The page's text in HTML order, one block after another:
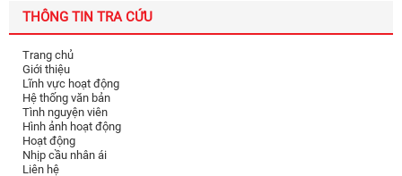
THÔNG TIN TRA CỨU
Trang chủ
Giới thiệu
Lĩnh vực hoạt động
Hệ thống văn bản
Tình nguyện viên
Hình ảnh hoạt động
Hoạt động
Nhịp cầu nhân ái
Liên hệ